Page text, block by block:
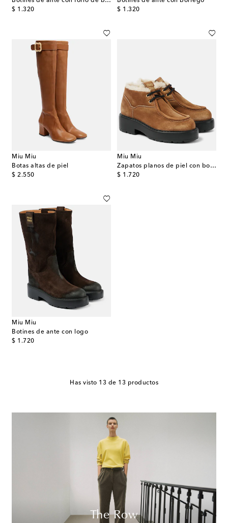
$ 1.320
original price
$ 1.320
original price
Miu Miu
Botas altas de piel
$ 2.550
original price
Miu Miu
Zapatos planos de piel con borrego
$ 1.720
original price
Miu Miu
Botines de ante con logo
$ 1.720
original price
Has visto 13 de 13 productos
The Row